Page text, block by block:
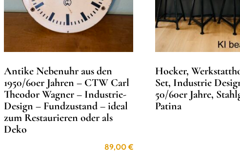
Antike Nebenuhr aus den
1950/60er Jahren – CTW Carl
Theodor Wagner – Industrie-
Design – Fundzustand – ideal
zum Restaurieren oder als
Deko
89,00€
Hocker,
Set, Industrie
50/60er Jahre,
Patina